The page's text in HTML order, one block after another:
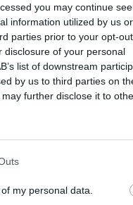
you may continue
information utilized by us or
parties prior to your opt-
disclosure of your personal
list of downstream
by us to third parties on
may further disclose it to
my personal data.
Wygrywają ci,
produkt, porównać
którym końcowa kwota